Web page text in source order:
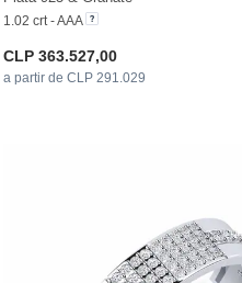
1.02 crt - AAA
CLP 363.527,00
a partir de CLP 291.029